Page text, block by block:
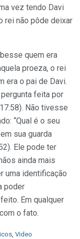
vez tendo Davi
rei não pôde deixar
quem era
proeza, o rei
era o pai de Davi.
feita por
Não tivesse
“Qual é o seu
sua guarda
Ele pode ter
ainda mais
uma identificação
poder
Em qualquer
o fato.
, Video